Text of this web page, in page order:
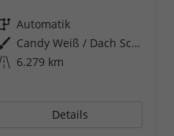
Getriebe Automatik
Außenfarbe
Candy Weiß / Dach Schwarz
Kilometerstand 6.279 km
Details